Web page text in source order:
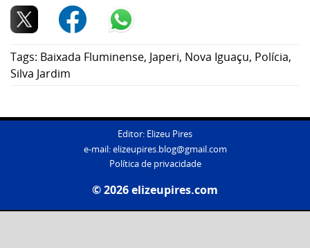
Tags: Baixada Fluminense, Japeri, Nova Iguaçu, Polícia,
Silva Jardim
Editor: Elizeu Pires
e-mail:elizeupires.blog@gmail.com
Política de privacidade
© 2026 elizeupires.com